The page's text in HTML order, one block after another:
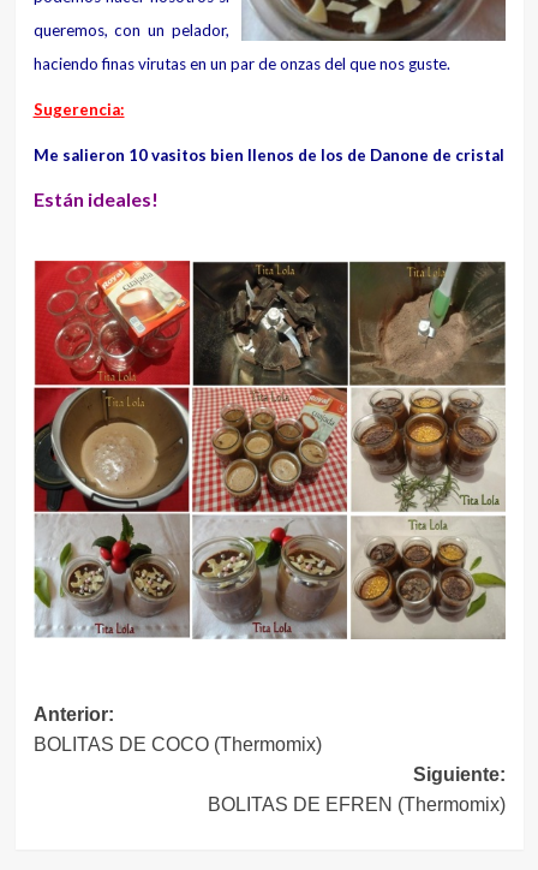
queremos, con un pelador,
haciendo finas virutas en un par de onzas del que nos guste.
Sugerencia:
Me salieron 10 vasitos bien llenos de los de Danone de cristal
Están ideales!
Navegación
de
Anterior:
BOLITAS DE COCO (Thermomix)
Siguiente:
BOLITAS DE EFREN (Thermomix)